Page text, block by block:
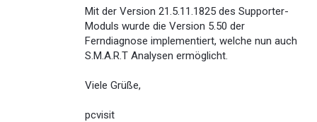
Mit der Version 21.5.11.1825 des Supporter-
Moduls wurde die Version 5.50 der
Ferndiagnose implementiert, welche nun auch
S.M.A.R.T Analysen ermöglicht.
Viele Grüße,
pcvisit